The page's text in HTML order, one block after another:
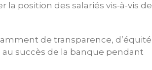
position des salariés vis-à-vis de
de transparence, d’équité
succès de la banque pendant